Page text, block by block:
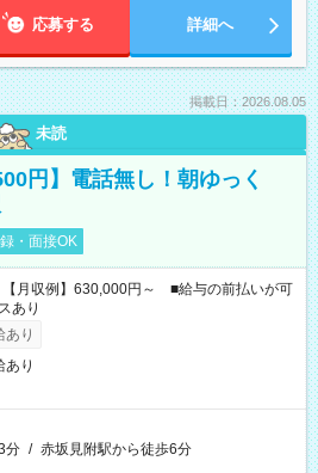
応募する 詳細へ
掲載日：2026.08.05
未読
円】電話無し！朝ゆっく
・面接OK
月収例】630,000円～ ■給与の前払いが可
あり
あり
あり
分 / 赤坂見附駅から徒歩6分